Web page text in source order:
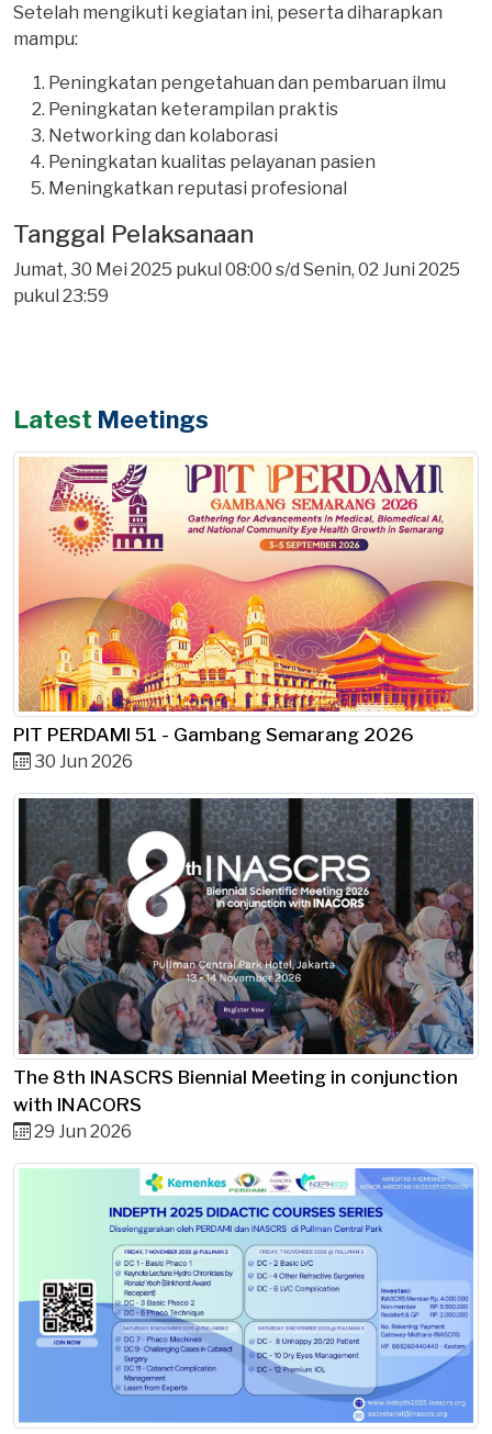
Setelah mengikuti kegiatan ini, peserta diharapkan
mampu:
Peningkatan pengetahuan dan pembaruan ilmu
Peningkatan keterampilan praktis
Networking dan kolaborasi
Peningkatan kualitas pelayanan pasien
Meningkatkan reputasi profesional
Tanggal Pelaksanaan
Jumat, 30 Mei 2025 pukul 08:00 s/d Senin, 02 Juni 2025
pukul 23:59
Latest Meetings
PIT PERDAMI 51 - Gambang Semarang 2026
30 Jun 2026
The 8th INASCRS Biennial Meeting in conjunction
with INACORS
29 Jun 2026